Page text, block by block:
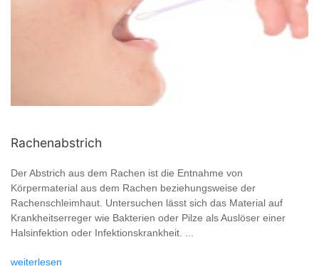
Rachenabstrich
Der Abstrich aus dem Rachen ist die Entnahme von
Körpermaterial aus dem Rachen beziehungsweise der
Rachenschleimhaut. Untersuchen lässt sich das Material auf
Krankheitserreger wie Bakterien oder Pilze als Auslöser einer
Halsinfektion oder Infektionskrankheit. ...
weiterlesen